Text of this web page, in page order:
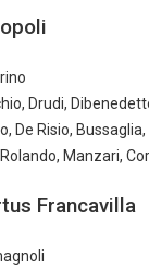
Drudi,
De Risio,
Manzari,
Francavilla